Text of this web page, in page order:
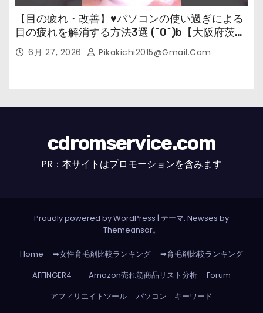
【目の疲れ・改善】♥パソコンの使い過ぎによる
目の疲れを解消する方法3選 (^0^)b【大阪府茨木
市の女性・美容鍼灸・整体師が教えます。】
6月 27, 2026 Pikakichi2015@gmail.com
cdromservice.com
PR：本サイトはプロモーションを含みます
Proudly powered by WordPress | テーマ: Newses by
Themeansar。
Home ➡女性育毛剤比較ランキング
➡育毛剤比較ランキング
AFFINGER4
Amazon売れ筋商品リスト分析
Forum
アフィリエイトツール
パソコン キーワード